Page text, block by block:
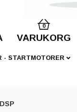
0
VARUKORG
- STARTMOTORER